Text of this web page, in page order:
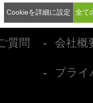
質問 会社概
プラ
Cookieを詳細に設定 全て